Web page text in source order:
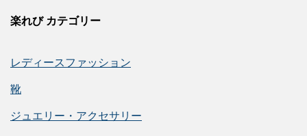
楽れび カテゴリー
レディースファッション
靴
ジュエリー・アクセサリー